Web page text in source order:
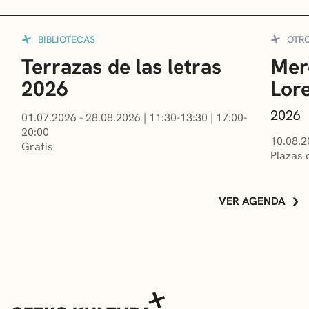
BIBLIOTECAS
Terrazas de las letras
2026
01.07.2026 - 28.08.2026 | 11:30-13:30 | 17:00-
20:00
Gratis
2026
Plazas
VER AGENDA